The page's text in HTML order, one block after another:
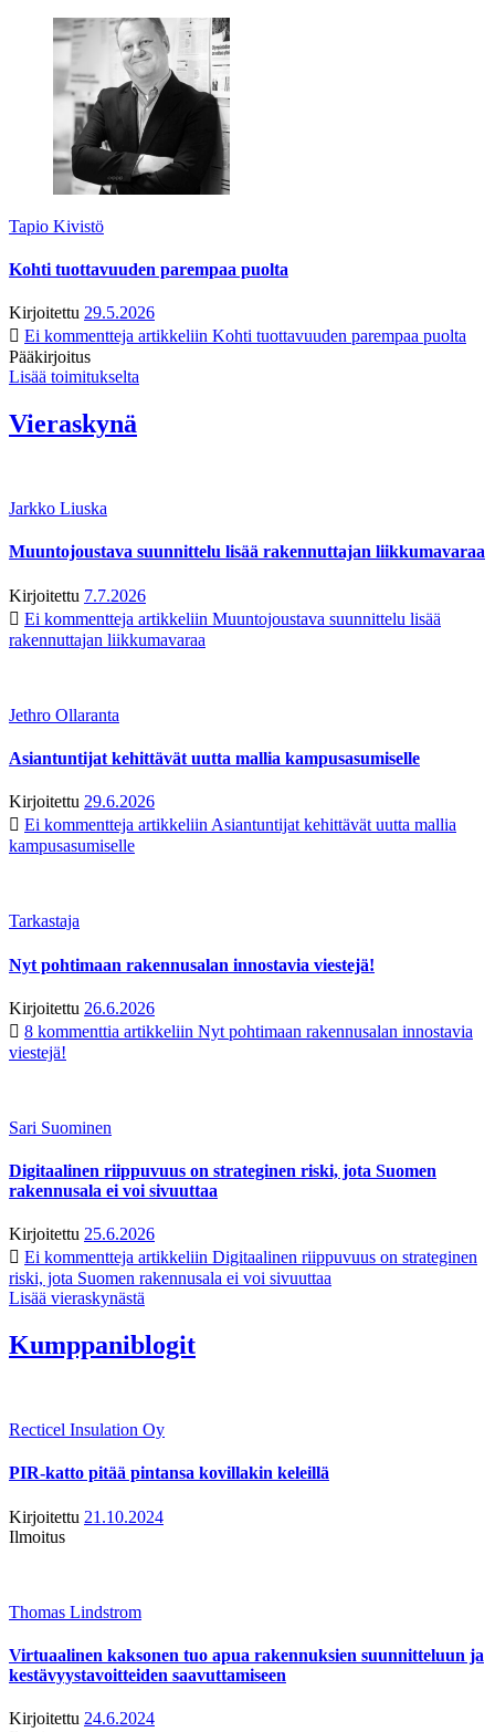
Tapio Kivistö
Kohti tuottavuuden parempaa puolta
Kirjoitettu 29.5.2026
Ei kommentteja artikkeliin Kohti tuottavuuden parempaa puolta
Pääkirjoitus
Lisää toimitukselta
Vieraskynä
Jarkko Liuska
Muuntojoustava suunnittelu lisää rakennuttajan liikkumavaraa
Kirjoitettu 7.7.2026
Ei kommentteja artikkeliin Muuntojoustava suunnittelu lisää
rakennuttajan liikkumavaraa
Jethro Ollaranta
Asiantuntijat kehittävät uutta mallia kampusasumiselle
Kirjoitettu 29.6.2026
Ei kommentteja artikkeliin Asiantuntijat kehittävät uutta mallia
kampusasumiselle
Tarkastaja
Nyt pohtimaan rakennusalan innostavia viestejä!
Kirjoitettu 26.6.2026
8 kommenttia artikkeliin Nyt pohtimaan rakennusalan innostavia
viestejä!
Sari Suominen
Digitaalinen riippuvuus on strateginen riski, jota Suomen
rakennusala ei voi sivuuttaa
Kirjoitettu 25.6.2026
Ei kommentteja artikkeliin Digitaalinen riippuvuus on strateginen
riski, jota Suomen rakennusala ei voi sivuuttaa
Lisää vieraskynästä
Kumppaniblogit
Recticel Insulation Oy
PIR-katto pitää pintansa kovillakin keleillä
Kirjoitettu 21.10.2024
Ilmoitus
Thomas Lindstrom
Virtuaalinen kaksonen tuo apua rakennuksien suunnitteluun ja
kestävyystavoitteiden saavuttamiseen
Kirjoitettu 24.6.2024